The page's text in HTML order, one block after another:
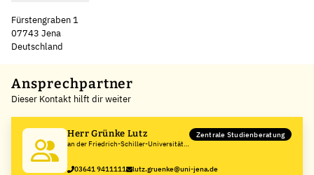
Fürstengraben 1
07743 Jena
Deutschland
+
−
Ansprechpartner
Dieser Kontakt hilft dir weiter
Herr Grünke Lutz
an der Friedrich-Schiller-Universität
Zentrale Studienberatung
03641 9411111 lutz.gruenke@uni-jena.de